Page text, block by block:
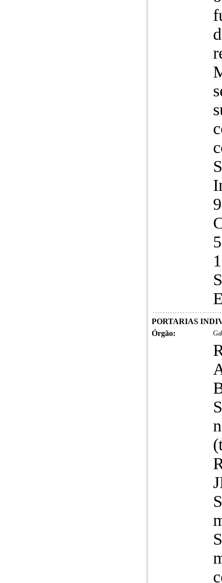
PORTARIAS
Órgão: